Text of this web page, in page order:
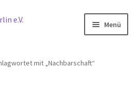
Menü
mit „Nachbarschaft“